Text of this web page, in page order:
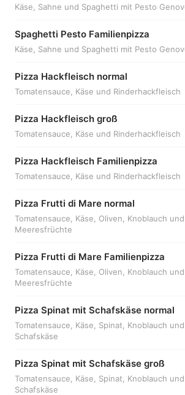
Käse, Sahne und Spaghetti mit Pesto
Spaghetti Pesto Familienpizza
Käse, Sahne und Spaghetti mit Pesto
Pizza Hackfleisch normal
Tomatensauce, Käse und Rinderhackfleisch
Pizza Hackfleisch groß
Tomatensauce, Käse und Rinderhackfleisch
Pizza Hackfleisch Familienpizza
Tomatensauce, Käse und Rinderhackfleisch
Pizza Frutti di Mare normal
Tomatensauce, Käse, Oliven, Knoblauch und
Meeresfrüchte
Pizza Frutti di Mare Familienpizza
Tomatensauce, Käse, Oliven, Knoblauch und
Meeresfrüchte
Pizza Spinat mit Schafskäse normal
Tomatensauce, Käse, Spinat, Knoblauch und
Schafskäse
Pizza Spinat mit Schafskäse groß
Tomatensauce, Käse, Spinat, Knoblauch und
Schafskäse